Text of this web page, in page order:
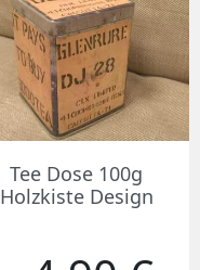
Tee Dose 100g
Holzkiste Design
Preis